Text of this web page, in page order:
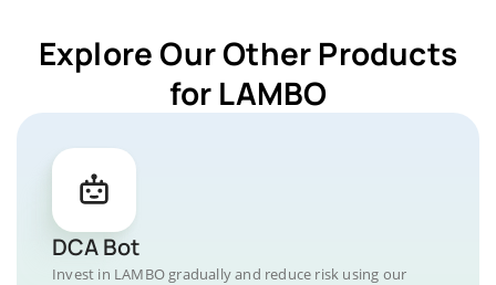
Explore Our Other Products
for LAMBO
DCA Bot
Invest in LAMBO gradually and reduce risk using our